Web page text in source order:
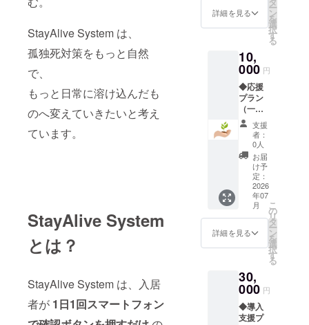
StayAlive System は、
孤独死対策をもっと自然
で、
もっと日常に溶け込んだも
のへ変えていきたいと考え
ています。
StayAlive System
とは？
StayAlive System は、入居
者が 1日1回スマートフォン
て、
StayAlive
発を始めま
した。
現在は本業
と並行しな
がら、設
計・開発・
改善を一歩
ずつ進めて
います。
開発です
ているのは
小さなサー
ビスではあ
りません。
課金対
く、登
録入居
者分の
みが課
金され
ます。
※オー
ナー登
録時の
招待
コード
の入力
により
対象枠
を提供
しま
す。 ＜
限：
2026年
9月から
2027年
3月末ま
実際の
運用開
始まで
用はか
かりま
せん。
※具体的
な登録
対象者
の情報
は不要
です。
（枠の
確保が
目的で
す） ※
導入枠
すべて
が月額
課金対
く、登
録入居
者分の
みが課
金され
詳細を見る ー
ン
を
選
択
す
る
10,
000 円
◆応援
プラン
（一般
支援者
向
け）：
・進捗
報告 ・
採用物
ニュー
ス ※提
供方
法：
メール
にてお
ます ・
支援者
ページ
掲載
（希望
支援
者：
0人
お届
け予
定：
2026
年07
月
詳細を見る
こ
の
リ
タ
ー
ン
を
選
択
す
る
30,
000 円
◆導入
支援プ